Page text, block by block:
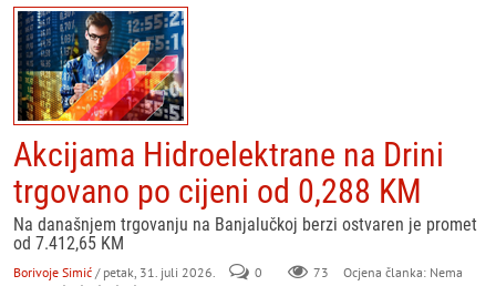
Akcijama Hidroelektrane na Drini
trgovano po cijeni od 0,288 KM
Na današnjem trgovanju na Banjalučkoj berzi ostvaren je promet
od 7.412,65 KM
Borivoje Simić / petak, 31. juli 2026. 0 73
Ocjena članka: Nema